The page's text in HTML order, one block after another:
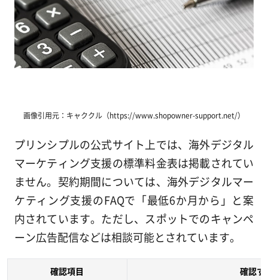
画像引用元：キャククル（https://www.shopowner-support.net/）
プリンシプルの公式サイト上では、海外デジタル
マーケティング支援の標準料金表は掲載されてい
ません。契約期間については、海外デジタルマー
ケティング支援のFAQで「最低6か月から」と案
内されています。ただし、スポットでのキャンペ
ーン広告配信などは相談可能とされています。
確認項目 確認す